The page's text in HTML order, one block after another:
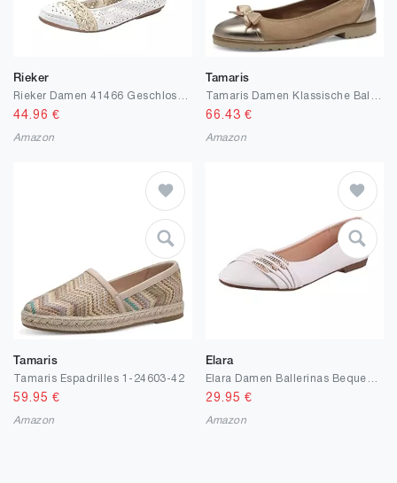
Rieker
44.96 €
Amazon
Tamaris
66.43 €
Amazon
Tamaris
Tamaris Espadrilles 1-24603-42
59.95 €
Amazon
Elara
29.95 €
Amazon